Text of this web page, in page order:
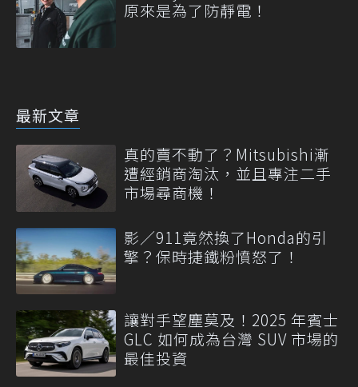
原來是為了防靜電！
最新文章
真的賣不動了？Mitsubishi漸
遭經銷商淘汰，並且專注二手
市場尋商機！
影／911竟然換了Honda的引
擎？保時捷鐵粉憤怒了！
讓對手望塵莫及！2025 年賓士
GLC 如何成為台灣 SUV 市場的
最佳投資